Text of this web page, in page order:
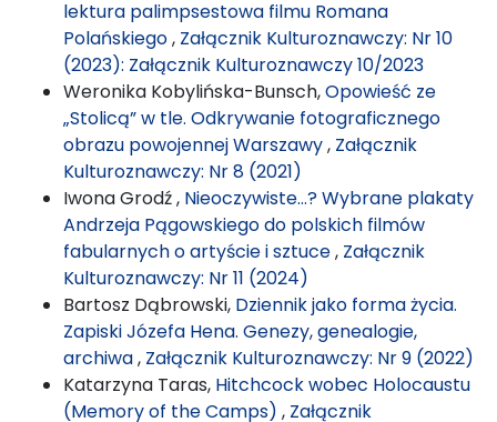
lektura palimpsestowa filmu Romana
Polańskiego, Załącznik Kulturoznawczy: Nr 10
(2023): Załącznik Kulturoznawczy 10/2023
Weronika Kobylińska-Bunsch,Opowieść ze
„Stolicą” w tle. Odkrywanie fotograficznego
obrazu powojennej Warszawy, Załącznik
Kulturoznawczy: Nr 8 (2021)
Iwona Grodź , Nieoczywiste…? Wybrane plakaty
Andrzeja Pągowskiego do polskich filmów
fabularnych o artyście i sztuce, Załącznik
Kulturoznawczy: Nr 11 (2024)
Bartosz Dąbrowski, Dziennik jako forma życia.
Zapiski Józefa Hena. Genezy, genealogie,
archiwa, Załącznik Kulturoznawczy: Nr 9 (2022)
Katarzyna Taras, Hitchcock wobec Holocaustu
(Memory of the Camps) , Załącznik